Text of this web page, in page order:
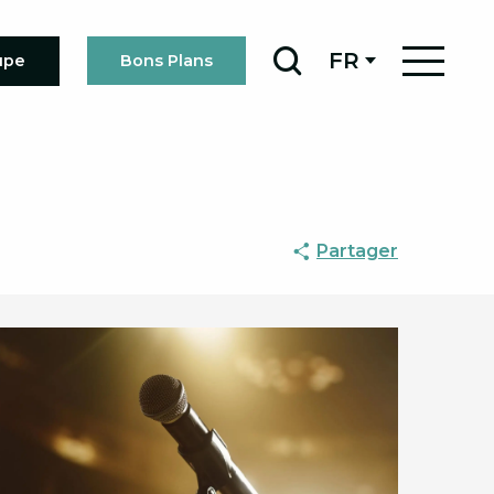
Bons Plans FR
Partager